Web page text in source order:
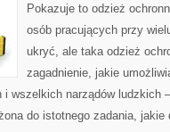
Pokazuje to odzież
osób pracujących przy
ukryć, ale taka odzież
zagadnienie, jakie
wszelkich narządów ludzkich
do istotnego zadania,